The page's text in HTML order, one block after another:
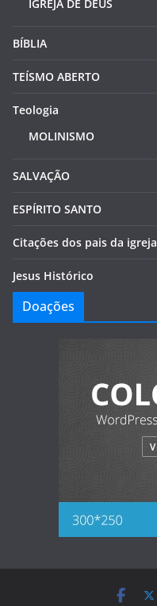
IGREJA DE DEUS
BÍBLIA
TEÍSMO ABERTO
Teologia
MOLINISMO
SALVAÇÃO
ESPÍRITO SANTO
Citações dos pais da igreja
Jesus Histórico
Doações